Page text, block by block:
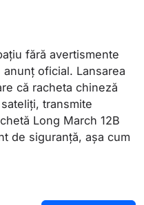
fără avertismente
oficial. Lansarea
că racheta chineză
transmite
Long March 12B
de siguranță, așa cum